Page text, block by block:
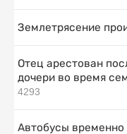
Землетрясение
Отец арестован
дочери во время
4293
Автобусы временно